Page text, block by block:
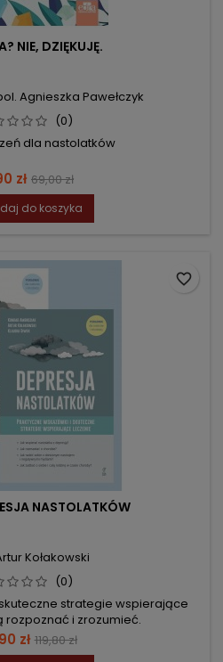
NIE, DZIĘKUJĘ.
Agnieszka Pawełczyk
(0)
dla nastolatków
zł Cena
podstawowa
69,00 zł
do koszyka
NASTOLATKÓW
Kołakowski
(0)
strategie wspierające
rozpoznać i zrozumieć.
zł Cena
119,80 zł
favorite_border